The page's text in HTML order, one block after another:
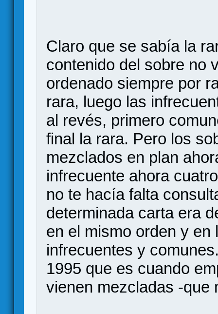
Claro que se sabía la
contenido del sobre no
ordenado siempre por
rara, luego las
al revés, primero
final la rara. Pero los
mezclados en plan
infrecuente ahora
no te hacía falta
determinada carta era
en el mismo orden y
infrecuentes y
1995 que es cuando
vienen mezcladas -que